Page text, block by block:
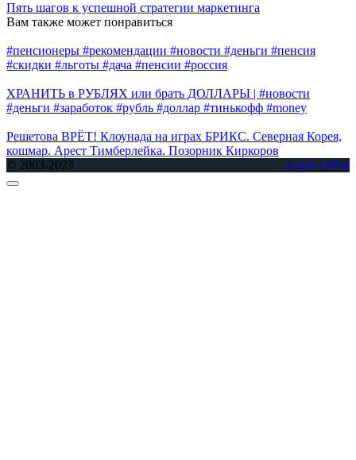
Пять шагов к успешной стратегии маркетинга
Вам также может понравиться
#пенсионеры #рекомендации #новости #деньги #пенсия
#скидки #льготы #дача #пенсии #россия
ХРАНИТЬ в РУБЛЯХ или брать ДОЛЛАРЫ | #новости
#деньги #заработок #рубль #доллар #тинькофф #money
Решетова ВРЁТ! Клоунада на играх БРИКС. Северная Корея,
кошмар. Арест Тимберлейка. Позорник Киркоров
© 2003-2023
Карта сайта